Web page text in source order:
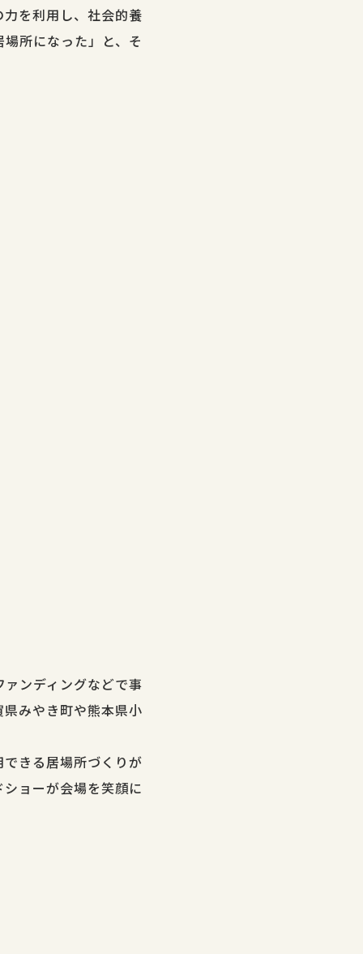
を利用し、社会的養
所になった」と、そ
ンディングなどで事
みやき町や熊本県小
きる居場所づくりが
ョーが会場を笑顔に